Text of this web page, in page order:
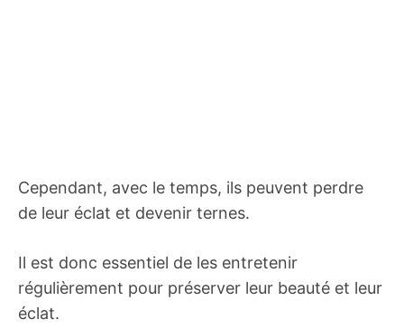
Cependant, avec le temps, ils peuvent perdre
de leur éclat et devenir ternes.
Il est donc essentiel de les entretenir
régulièrement pour préserver leur beauté et leur
éclat.